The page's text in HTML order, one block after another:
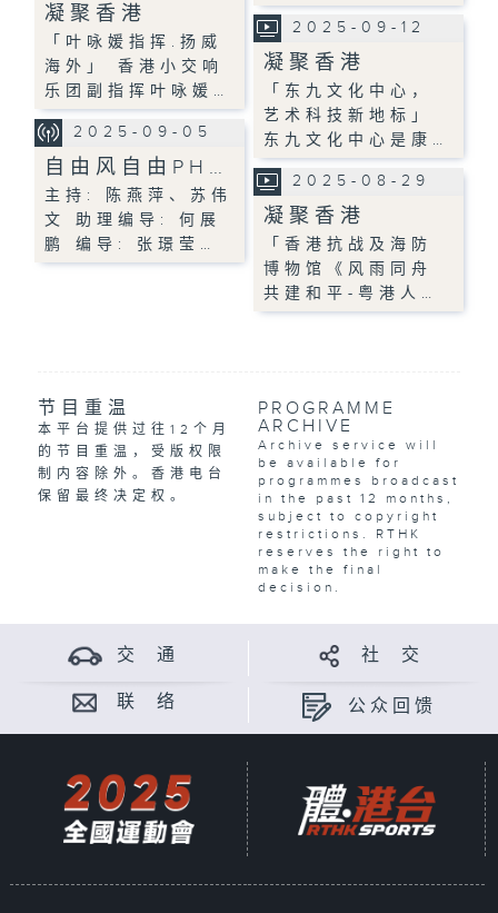
凝聚香港
「叶咏媛指挥.扬威
海外」 香港小交响
乐团副指挥叶咏媛…
2025-09-12
凝聚香港
「东九文化中心，
艺术科技新地标」
东九文化中心是康…
2025-09-05
自由风自由PH…
主持: 陈燕萍、苏伟
文 助理编导: 何展
鹏 编导: 张璟莹…
2025-08-29
凝聚香港
「香港抗战及海防
博物馆《风雨同舟
共建和平-粤港人…
节目重温
本平台提供过往12个月
的节目重温，受版权限
制内容除外。香港电台
保留最终决定权。
PROGRAMME
ARCHIVE
Archive service will
be available for
programmes broadcast
in the past 12 months,
subject to copyright
restrictions. RTHK
reserves the right to
make the final
decision.
交 通 社 交
联 络 公众回馈